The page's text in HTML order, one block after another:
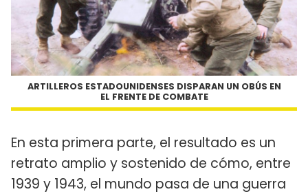
ARTILLEROS ESTADOUNIDENSES DISPARAN UN OBÚS EN
EL FRENTE DE COMBATE
En esta primera parte, el resultado es un
retrato amplio y sostenido de cómo, entre
1939 y 1943, el mundo pasa de una guerra